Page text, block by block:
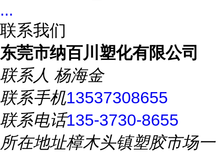
...
联系我们
东莞市纳百川塑化有限公司
联系人 杨海金
联系手机13537308655
联系电话135-3730-8655
所在地址樟木头镇塑胶市场一